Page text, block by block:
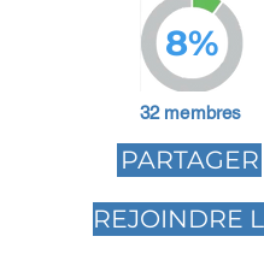
8%
32 membres
PARTAGER
REJOINDRE